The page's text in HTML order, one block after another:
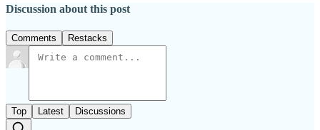
Discussion about this post
Comments Restacks
Top Latest Discussions